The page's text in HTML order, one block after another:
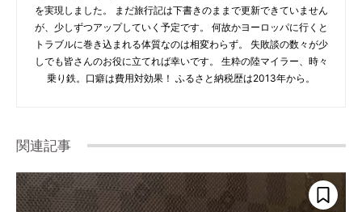
を実現しました。 まだ旅行記は下書きのままで更新できていません
が、少しずつアップしていく予定です。 何故かヨーロッパに行くと
トラブルに巻き込まれる体質なのは相変わらず。 失敗談の数々が少
しでも皆さんのお役に立てれば幸いです。 生粋の陸マイラー、時々
乗り鉄。口癖は費用対効果！ ふるさと納税歴は2013年から。
関連記事